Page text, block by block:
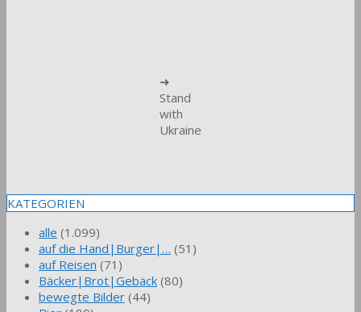
➜
Stand
with
Ukraine
KATEGORIEN
alle (1.099)
auf die Hand|Burger|… (51)
auf Reisen (71)
Bäcker|Brot|Gebäck (80)
bewegte Bilder (44)